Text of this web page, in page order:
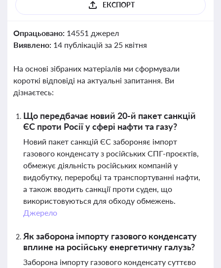
ЕКСПОРТ
Опрацьовано: 14551 джерел
Виявлено: 14 публікацій за 25 квітня
На основі зібраних матеріалів ми сформували
короткі відповіді на актуальні запитання. Ви
дізнаєтесь:
Що передбачає новий 20-й пакет санкцій
ЄС проти Росії у сфері нафти та газу?
Новий пакет санкцій ЄС забороняє імпорт
газового конденсату з російських СПГ-проєктів,
обмежує діяльність російських компаній у
видобутку, переробці та транспортуванні нафти,
а також вводить санкції проти суден, що
використовуються для обходу обмежень.
Джерело
Як заборона імпорту газового конденсату
вплине на російську енергетичну галузь?
Заборона імпорту газового конденсату суттєво